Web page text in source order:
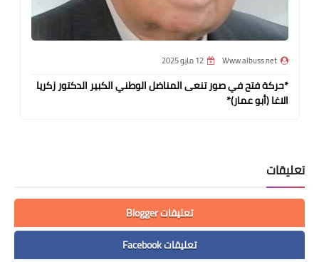
Www.albuss.net 12 مايو 2025
*حركة فتح في صور تنعى المناضل الوطني الكبير الدكتور زكريا
الاغا (أبو عمار)*
تعليقات
تعليقات Blogger
تعليقات Facebook